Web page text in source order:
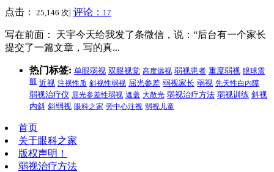
点击： 25,146 次| 评论： 17
写在前面： 天宇今天给我发了条微信，说：“后台有一个家长
提交了一篇文章，写的真...
热门标签: 单眼弱视 双眼视觉 高度远视 弱视患者 重度弱视 眼球震
颤 近视 注视性质 斜视性弱视 屈光参差 弱视家长 弱视 先天性白内障
弱视治疗仪 屈光参差性弱视 遮盖 大散光 弱视治疗方法 弱视训练 斜视
内斜 斜弱视 眼科之家 旁中心注视 弱视儿童
首页
关于眼科之家
版权声明！
弱视治疗方法